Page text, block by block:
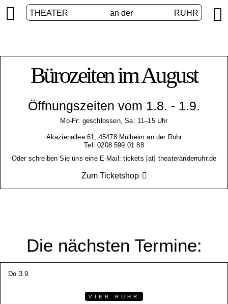
THEATER an der RUHR
 
Bürozeiten im August
Öffnungszeiten vom 1.8. - 1.9.
Mo-Fr: geschlossen, Sa: 11–15 Uhr
Akazienallee 61, 45478 Mülheim an der Ruhr
Tel: 0208 599 01 88
Oder schreiben Sie uns eine E-Mail: tickets [at] theateranderruhr.de
Zum Ticketshop
Die nächsten Termine:
Do 3.9.
VIER.RUHR